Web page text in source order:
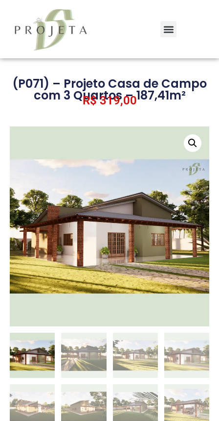
(P071) – Projeto Casa de Campo
com 3 Quartos – 187,41m²
R$319,00